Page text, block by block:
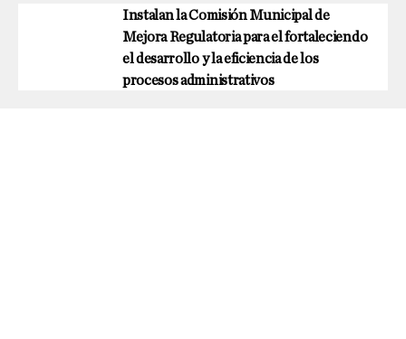
Instalan la Comisión Municipal de
Mejora Regulatoria para el fortaleciendo
el desarrollo y la eficiencia de los
procesos administrativos